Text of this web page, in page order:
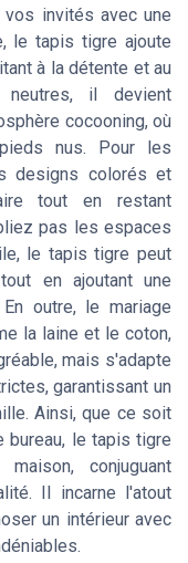
invités avec une
le tapis tigre ajoute
à la détente et au
il devient
cocooning, où
nus. Pour les
designs colorés et
tout en restant
pas les espaces
le tapis tigre peut
en ajoutant une
outre, le mariage
la laine et le coton,
mais s'adapte
garantissant un
Ainsi, que ce soit
bureau, le tapis tigre
conjuguant
Il incarne l'atout
un intérieur avec